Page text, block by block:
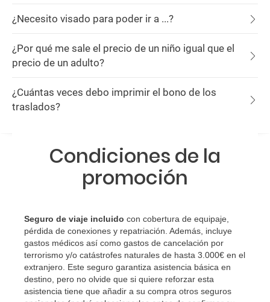
¿Necesito visado para poder ir a ...?
¿Por qué me sale el precio de un niño igual que el
precio de un adulto?
¿Cuántas veces debo imprimir el bono de los
traslados?
Condiciones de la
promoción
Seguro de viaje incluido con cobertura de equipaje,
pérdida de conexiones y repatriación. Además, incluye
gastos médicos así como gastos de cancelación por
terrorismo y/o catástrofes naturales de hasta 3.000€ en el
extranjero. Este seguro garantiza asistencia básica en
destino, pero no olvide que si quiere reforzar esta
asistencia tiene que añadir a su compra otros seguros